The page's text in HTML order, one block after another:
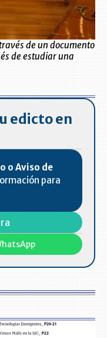
de un documento
de estudiar una
edicto en
o Aviso de
para